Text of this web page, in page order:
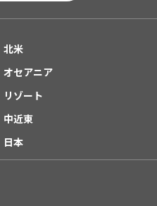
北米
オセアニア
リゾート
中近東
日本